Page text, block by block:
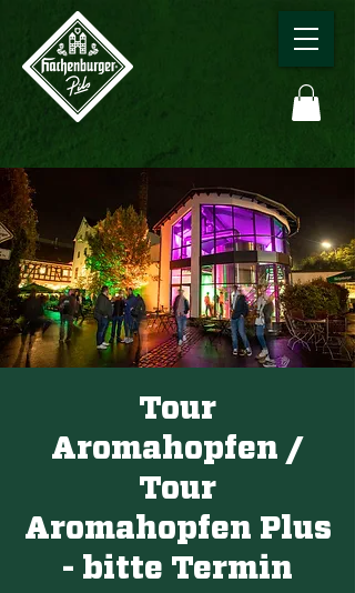
Tour
Aromahopfen /
Tour
Aromahopfen Plus
- bitte Termin